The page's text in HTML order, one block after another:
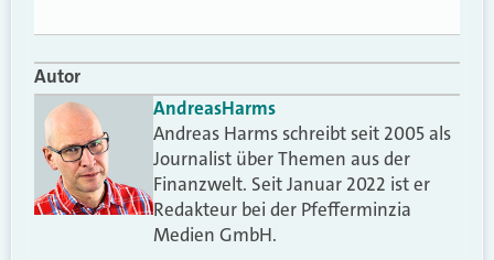
Autor
AndreasHarms
Andreas Harms schreibt seit 2005 als
Journalist über Themen aus der
Finanzwelt. Seit Januar 2022 ist er
Redakteur bei der Pfefferminzia
Medien GmbH.